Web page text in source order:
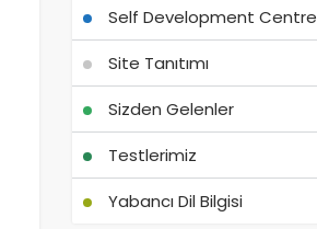
Self Development Centre
Site Tanıtımı
Sizden Gelenler
Testlerimiz
Yabancı Dil Bilgisi